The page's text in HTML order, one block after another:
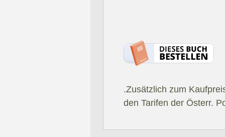
.Zusätzlich zum
den Tarifen der Österr.